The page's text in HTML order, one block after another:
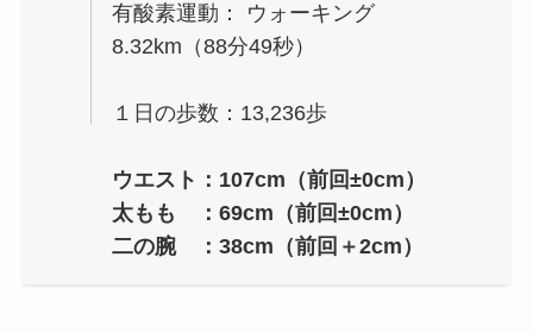
有酸素運動： ウォーキング
8.32km（88分49秒）
１日の歩数：13,236歩
ウエスト：107cm（前回±0cm）
太もも ：69cm（前回±0cm）
二の腕 ：38cm（前回＋2cm）